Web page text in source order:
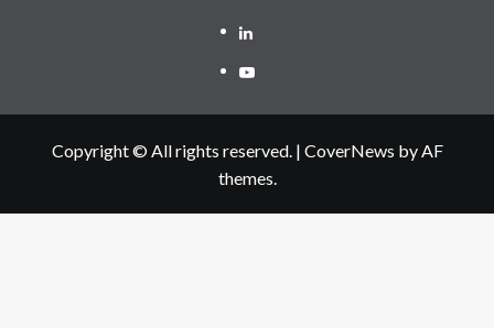
Linkedin
Youtube
Copyright © All rights reserved. | CoverNews by AF
themes.